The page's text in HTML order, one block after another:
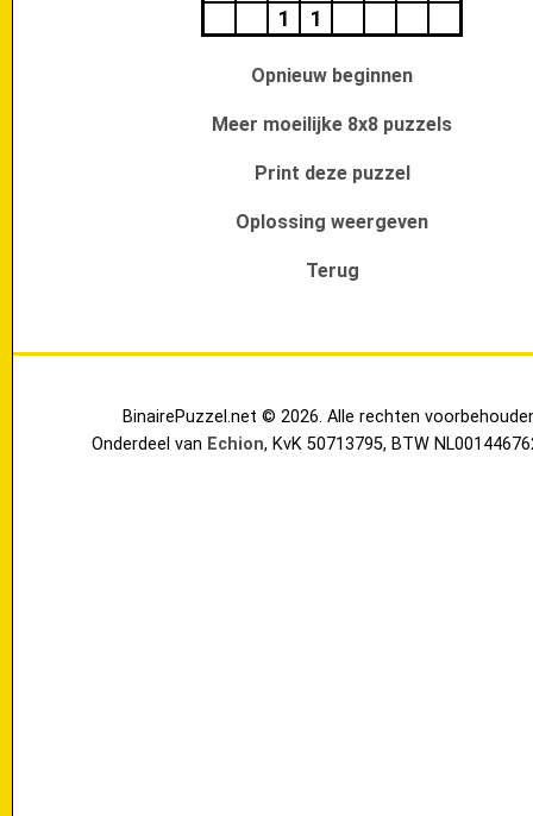
1
1
Opnieuw beginnen
Meer moeilijke 8x8 puzzels
Print deze puzzel
Oplossing weergeven
Terug
BinairePuzzel.net © 2026. Alle rechten
Onderdeel van Echion, KvK 50713795, BTW